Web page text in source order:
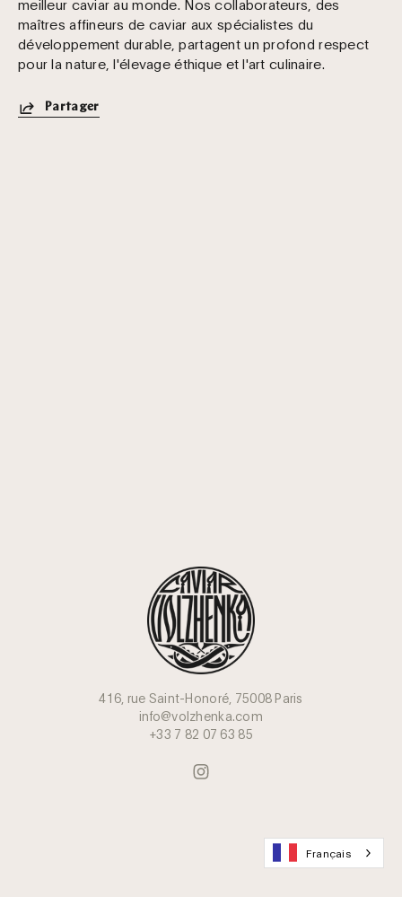
maîtres affineurs de caviar aux spécialistes du
développement durable, partagent un profond respect
pour la nature, l'élevage éthique et l'art culinaire.
Partager
416, rue Saint-Honoré, 75008 Paris
info@volzhenka.com
+33 7 82 07 63 85
Français